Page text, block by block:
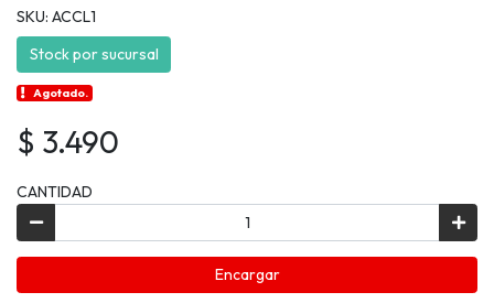
SKU: ACCL1
Stock por sucursal
Agotado.
$ 3.490
CANTIDAD
Encargar